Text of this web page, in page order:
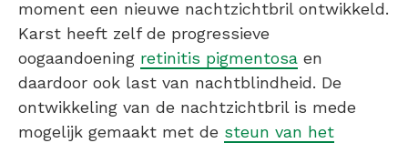
moment een nieuwe nachtzichtbril ontwikkeld.
Karst heeft zelf de progressieve
oogaandoening retinitis pigmentosa en
daardoor ook last van nachtblindheid. De
ontwikkeling van de nachtzichtbril is mede
mogelijk gemaakt met de steun van het